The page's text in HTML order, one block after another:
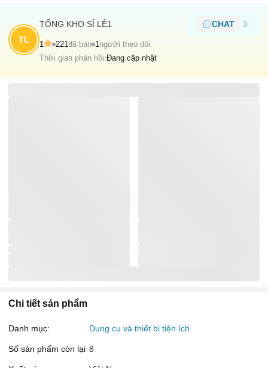
TL
TỔNG KHO SỈ LẺ1 CHAT
1 221đã bán 1 người theo dõi
Thời gian phản hồi:Đang cập nhật
Chi tiết sản phẩm
Danh mục: Dụng cụ và thiết bị tiện ích
Số sản phẩm còn lại 8